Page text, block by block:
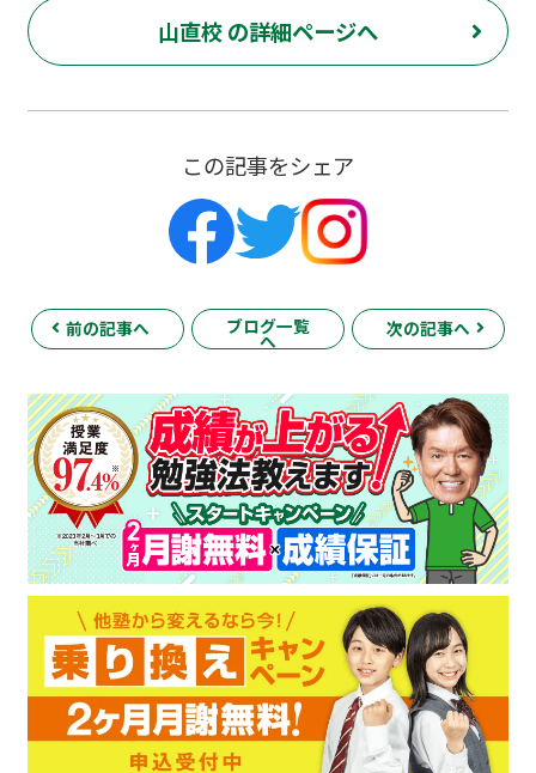
山直校 の詳細ページへ
この記事をシェア
前の記事へ ブログ一覧
へ
次の記事へ